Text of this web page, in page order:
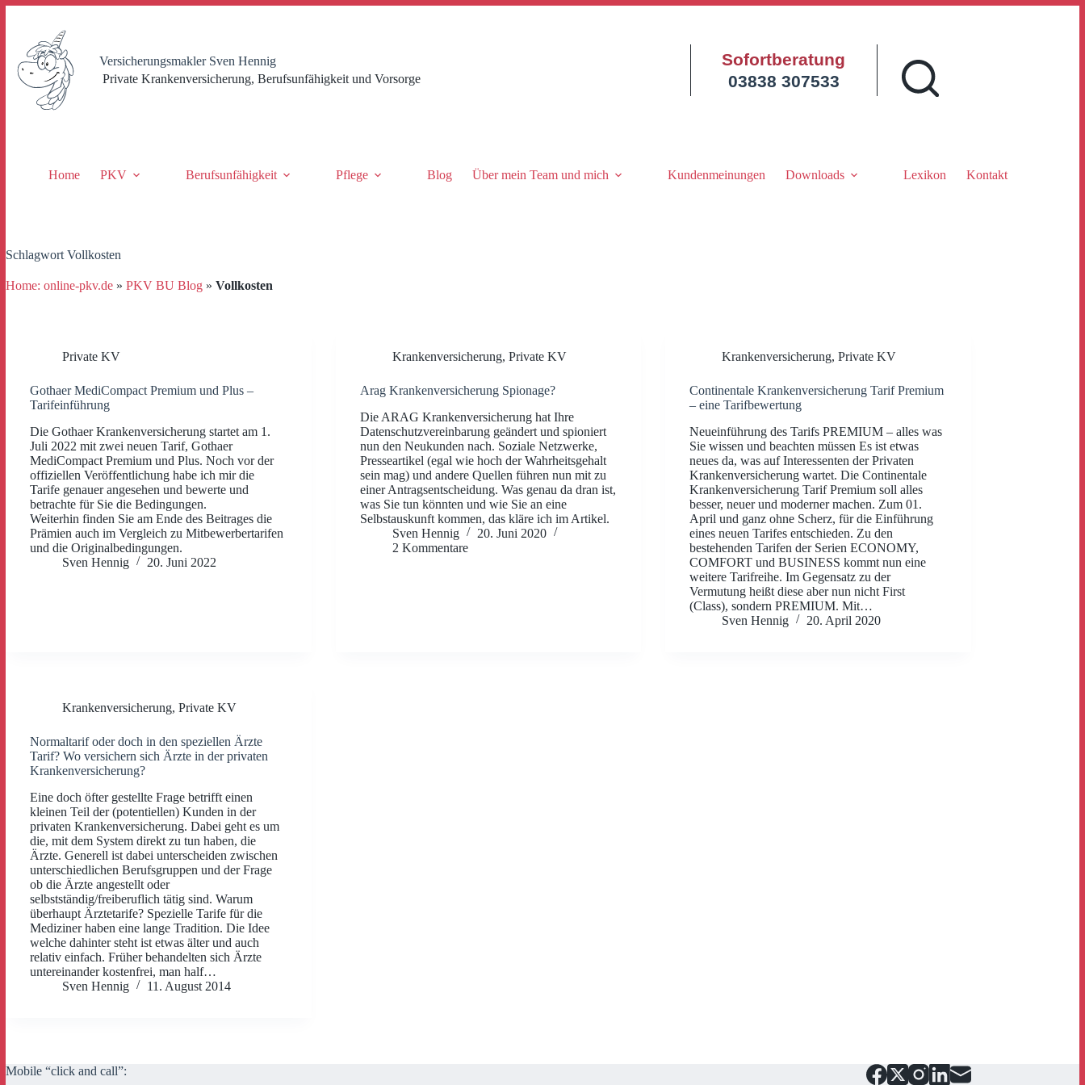
springen
Versicherungsmakler Sven Hennig
Private Krankenversicherung, Berufsunfähigkeit und Vorsorge
Sofortberatung
03838 307533
Home PKV Berufsunfähigkeit Pflege Blog Über mein Team und mich Kundenmeinungen Downloads Lexikon Kontakt
Schlagwort Vollkosten
Home: online-pkv.de » PKV BU Blog » Vollkosten
Private KV
Gothaer MediCompact Premium und Plus –
Tarifeinführung
Die Gothaer Krankenversicherung startet am 1.
Juli 2022 mit zwei neuen Tarif, Gothaer
MediCompact Premium und Plus. Noch vor der
offiziellen Veröffentlichung habe ich mir die
Tarife genauer angesehen und bewerte und
betrachte für Sie die Bedingungen.
Weiterhin finden Sie am Ende des Beitrages die
Prämien auch im Vergleich zu Mitbewerbertarifen
und die Originalbedingungen.
Sven Hennig
20. Juni 2022
Krankenversicherung, Private KV
Arag Krankenversicherung Spionage?
Die ARAG Krankenversicherung hat Ihre
Datenschutzvereinbarung geändert und spioniert
nun den Neukunden nach. Soziale Netzwerke,
Presseartikel (egal wie hoch der Wahrheitsgehalt
sein mag) und andere Quellen führen nun mit zu
einer Antragsentscheidung. Was genau da dran ist,
was Sie tun könnten und wie Sie an eine
Selbstauskunft kommen, das kläre ich im Artikel.
Sven Hennig
20. Juni 2020
2 Kommentare
Krankenversicherung,Private KV
Continentale Krankenversicherung Tarif Premium
– eine Tarifbewertung
Neueinführung des Tarifs PREMIUM – alles was
Sie wissen und beachten müssen Es ist etwas
neues da, was auf Interessenten der Privaten
Krankenversicherung wartet. Die Continentale
Krankenversicherung Tarif Premium soll alles
besser, neuer und moderner machen. Zum 01.
April und ganz ohne Scherz, für die Einführung
eines neuen Tarifes entschieden. Zu den
bestehenden Tarifen der Serien ECONOMY,
COMFORT und BUSINESS kommt nun eine
weitere Tarifreihe. Im Gegensatz zu der
Vermutung heißt diese aber nun nicht First
(Class), sondern PREMIUM. Mit…
Sven Hennig
20. April 2020
Krankenversicherung, Private KV
Normaltarif oder doch in den speziellen Ärzte
Tarif? Wo versichern sich Ärzte in der privaten
Krankenversicherung?
Eine doch öfter gestellte Frage betrifft einen
kleinen Teil der (potentiellen) Kunden in der
privaten Krankenversicherung. Dabei geht es um
die, mit dem System direkt zu tun haben, die
Ärzte. Generell ist dabei unterscheiden zwischen
unterschiedlichen Berufsgruppen und der Frage
ob die Ärzte angestellt oder
selbstständig/freiberuflich tätig sind. Warum
überhaupt Ärztetarife? Spezielle Tarife für die
Mediziner haben eine lange Tradition. Die Idee
welche dahinter steht ist etwas älter und auch
relativ einfach. Früher behandelten sich Ärzte
untereinander kostenfrei, man half…
Sven Hennig
11. August 2014
Mobile “click and call”: